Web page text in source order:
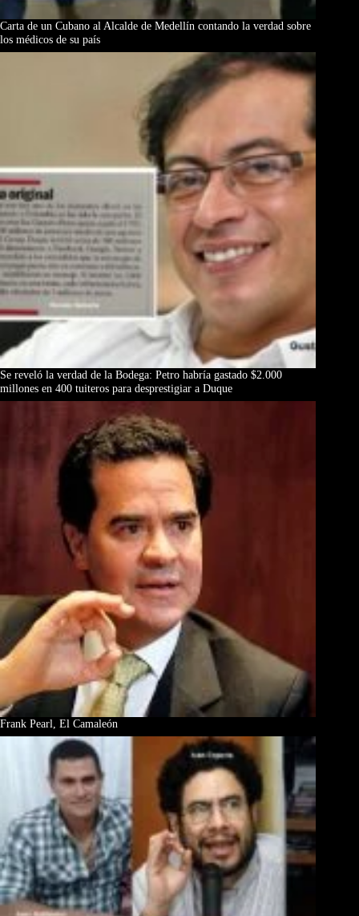
Carta de un Cubano al Alcalde de Medellín contando la verdad sobre
los médicos de su país
Se reveló la verdad de la Bodega: Petro habría gastado $2.000
millones en 400 tuiteros para desprestigiar a Duque
Frank Pearl, El Camaleón